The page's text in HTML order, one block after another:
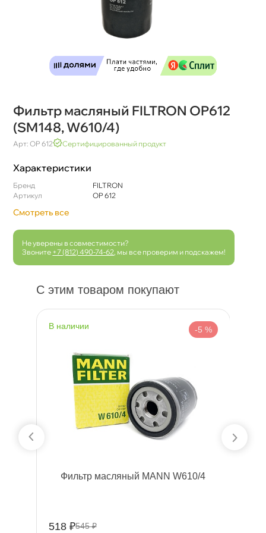
Фильтр масляный FILTRON OP612
(SM148, W610/4)
Арт: OP 612 Сертифицированный продукт
Характеристики
Бренд
FILTRON
Артикул
OP 612
Смотреть все
Не уверены в совместимости?
Звоните +7 (812) 490-74-62 , мы все проверим и подскажем!
С этим товаром покупают
наличии -5 %
Фильтр масляный MANN W610/4
518 ₽545 ₽